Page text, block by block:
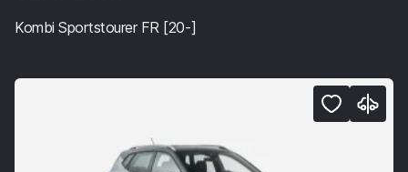
Kombi Sportstourer FR [20-]